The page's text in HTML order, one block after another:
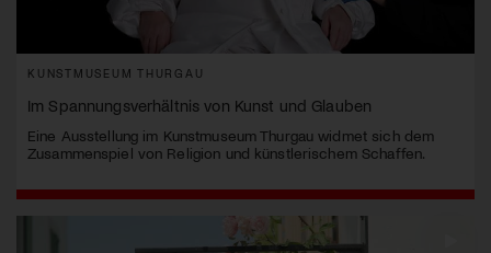
KUNSTMUSEUM THURGAU
Im Spannungsverhältnis von Kunst und Glauben
Eine Ausstellung im Kunstmuseum Thurgau widmet sich dem
Zusammenspiel von Religion und künstlerischem Schaffen.